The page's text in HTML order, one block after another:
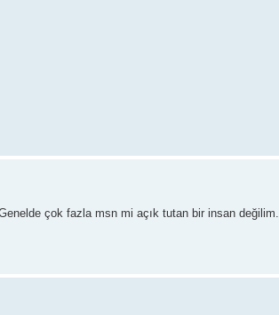
çok fazla msn mi açık tutan bir insan değilim.